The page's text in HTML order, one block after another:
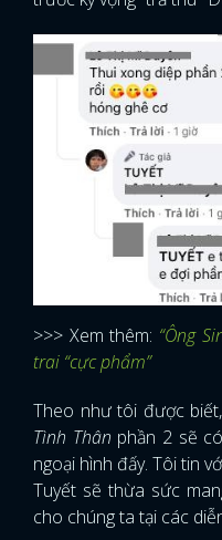
>>> Xem thêm: “Ông
trai “cực phẩm”
Theo như tôi được
Tình Thân phần 2 sẽ
ngoại hình đấy. Tôi tin
Tuyết sẽ thừa sức
cho chúng ta tại các